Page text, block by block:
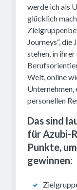
werde ich als
glücklich
Journeys“, die
stehen, in
Welt, online
personellen
Das sind
für Azubi-
Punkte,
gewinnen: